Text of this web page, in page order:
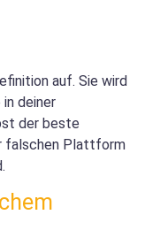
auf. Sie wird
deiner
der beste
falschen Plattform